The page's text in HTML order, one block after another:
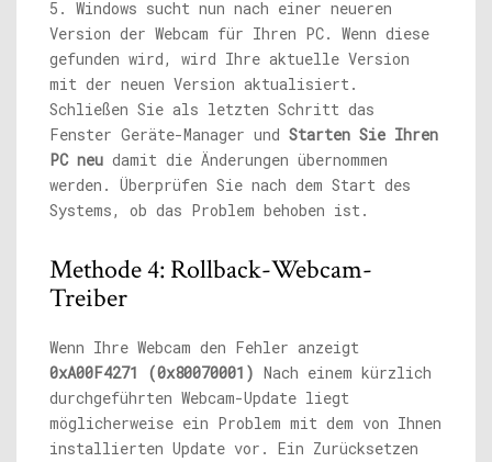
5. Windows sucht nun nach einer neueren
Version der Webcam für Ihren PC. Wenn diese
gefunden wird, wird Ihre aktuelle Version
mit der neuen Version aktualisiert.
Schließen Sie als letzten Schritt das
Fenster Geräte-Manager und Starten Sie Ihren
PC neu damit die Änderungen übernommen
werden. Überprüfen Sie nach dem Start des
Systems, ob das Problem behoben ist.
Methode 4: Rollback-Webcam-
Treiber
Wenn Ihre Webcam den Fehler anzeigt
0xA00F4271 (0x80070001) Nach einem kürzlich
durchgeführten Webcam-Update liegt
möglicherweise ein Problem mit dem von Ihnen
installierten Update vor. Ein Zurücksetzen